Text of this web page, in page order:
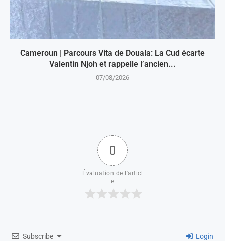
Cameroun | Parcours Vita de Douala: La Cud écarte
Valentin Njoh et rappelle l’ancien...
07/08/2026
0
Évaluation de l'articl
e
Subscribe Login